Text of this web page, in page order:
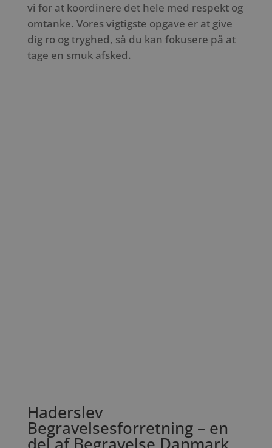
vi for at koordinere det hele med respekt og
omtanke. Vores vigtigste opgave er at give
dig ro og tryghed, så du kan fokusere på at
tage en smuk afsked.
Haderslev
Begravelsesforretning – en